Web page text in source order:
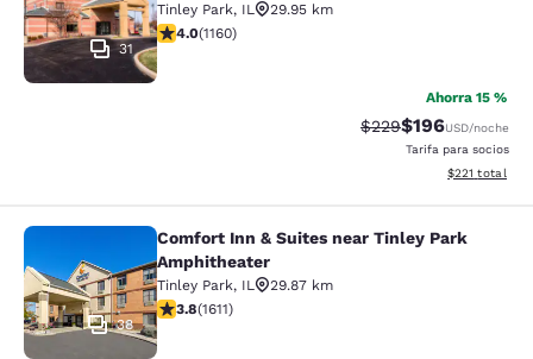
31
Tinley Park, IL
29.95 km
calificación de 4.01 estrellas. Muy bueno. 1160 reseñas
4.0(1160)
Ahorra 15 %
Precio tachado:
$229Precio con
$196USD/noche
Tarifa para socios
Ver detalles
$221 total
Comfort Inn & Suites near Tinley
38
Comfort Inn & Suites near Tinley Park
Amphitheater
Tinley Park, IL
29.87 km
calificación de 3.8 estrellas. Bueno. 1611 reseñas
3.8(1611)